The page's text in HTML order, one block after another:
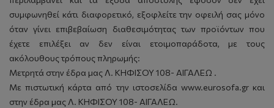
συμφωνηθεί κάτι διαφορετικό, εξοφλείτε την οφειλή σας μόνο
όταν γίνει επιβεβαίωση διαθεσιμότητας των προϊόντων που
έχετε επιλέξει αν δεν είναι ετοιμοπαράδοτα, με τους
ακόλουθους τρόπους πληρωμής:
Μετρητά στην έδρα μας Λ. ΚΗΦΙΣΟΥ 108- ΑΙΓΑΛΕΩ .
Με πιστωτική κάρτα από την ιστοσελίδα www.eurosofa.gr και
στην έδρα μας Λ. ΚΗΦΙΣΟΥ 108- ΑΙΓΑΛΕΩ.